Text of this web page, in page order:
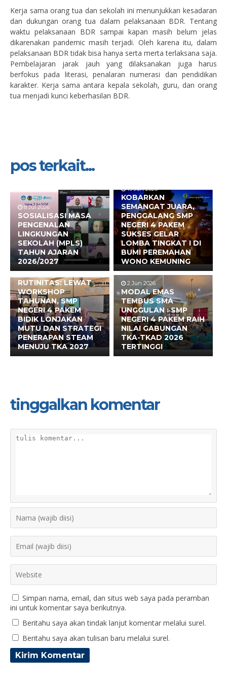
Kerja sama orang tua dan sekolah ini menunjukkan kesadaran
dan dukungan orang tua dalam pelaksanaan BDR. Tentang
waktu pelaksanaan BDR sampai kapan masih belum jelas
dikarenakan pandemic masih terjadi. Oleh karena itu, dalam
pelaksanaan BDR tidak bisa hanya serta merta terlaksana saja.
Pembelajaran jarak jauh yang dilaksanakan juga harus
berfokus pada literasi, penalaran numerasi dan pendidikan
karakter. Kerja sama antara kepala sekolah, guru, dan orang
tua menjadi kunci keberhasilan BDR.
pos terkait...
8 Jul 2026
SOSIALISASI MASA
PENGENALAN
LINGKUNGAN
SEKOLAH (MPLS)
TAHUN AJARAN
2026/2027
19 Jun 2026
KOBARKAN
SEMANGAT JUARA,
PENGGALANG SMP
NEGERI 4 PAKEM
SUKSES GELAR
LOMBA TINGKAT I DI
BUMI PEREMAHAN
WONO KEMUNING
17 Jun 2026
BUKAN SEKADAR
RUTINITAS: LEWAT
WORKSHOP
TAHUNAN, SMP
NEGERI 4 PAKEM
BIDIK LONJAKAN
MUTU DAN STRATEGI
PENERAPAN STEAM
MENUJU TKA 2027
2 Jun 2026
MODAL EMAS
TEMBUS SMA
UNGGULAN : SMP
NEGERI 4 PAKEM RAIH
NILAI GABUNGAN
TKA-TKAD 2026
TERTINGGI
tinggalkan komentar
Simpan nama, email, dan situs web saya pada peramban
ini untuk komentar saya berikutnya.
Beritahu saya akan tindak lanjut komentar melalui surel.
Beritahu saya akan tulisan baru melalui surel.